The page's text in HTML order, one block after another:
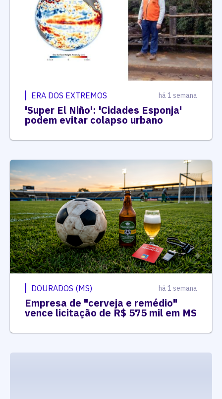
ERA DOS EXTREMOS há 1 semana
'Super El Niño': 'Cidades Esponja'
podem evitar colapso urbano
DOURADOS (MS) há 1 semana
Empresa de "cerveja e remédio"
vence licitação de R$ 575 mil em MS